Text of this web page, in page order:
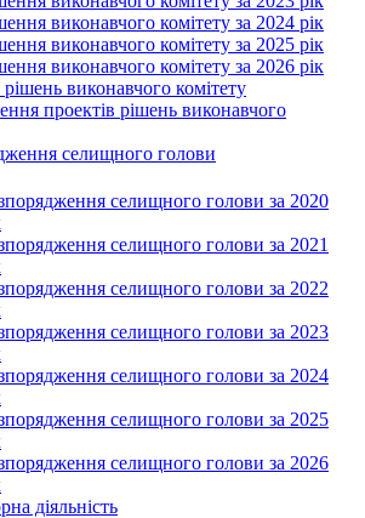
виконавчого комітету за 2024 рік
виконавчого комітету за 2025 рік
виконавчого комітету за 2026 рік
виконавчого комітету
проектів рішень виконавчого
селищного голови
селищного голови за 2020
селищного голови за 2021
селищного голови за 2022
селищного голови за 2023
селищного голови за 2024
селищного голови за 2025
селищного голови за 2026
діяльність